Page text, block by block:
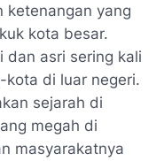
ketenangan yang
kota besar.
dan asri sering kali
di luar negeri.
sejarah di
megah di
masyarakatnya